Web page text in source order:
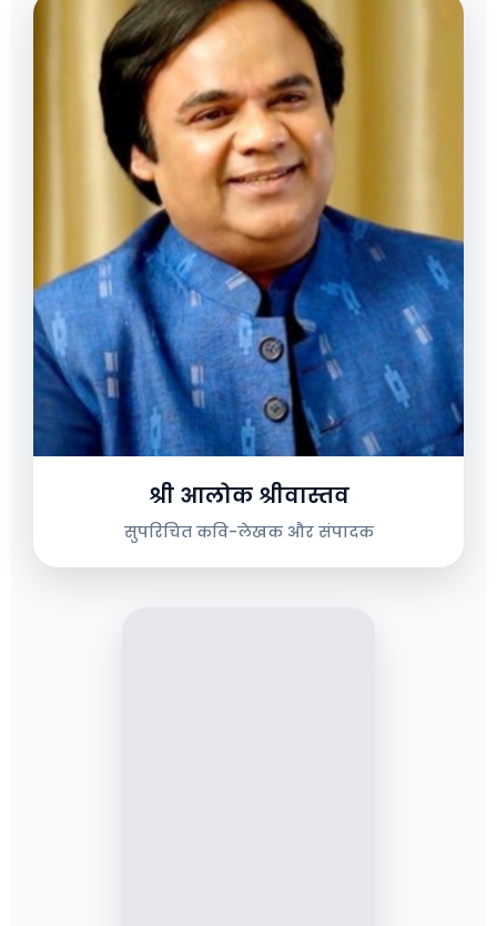
श्री आलोक श्रीवास्तव
सुपरिचित कवि-लेखक और संपादक